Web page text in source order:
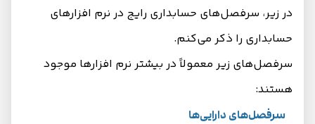
در زیر، سرفصل‌های حسابداری رایج در نرم افزارهای
حسابداری را ذکر می‌کنم.
سرفصل‌های زیر معمولاً در بیشتر نرم افزارها موجود
هستند:
سرفصل‌های دارایی‌ها